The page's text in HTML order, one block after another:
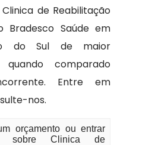
de Reabilitação
Bradesco Saúde em
do Sul de maior
quando comparado
Entre em
nos.
orçamento ou entrar
sobre Clinica de